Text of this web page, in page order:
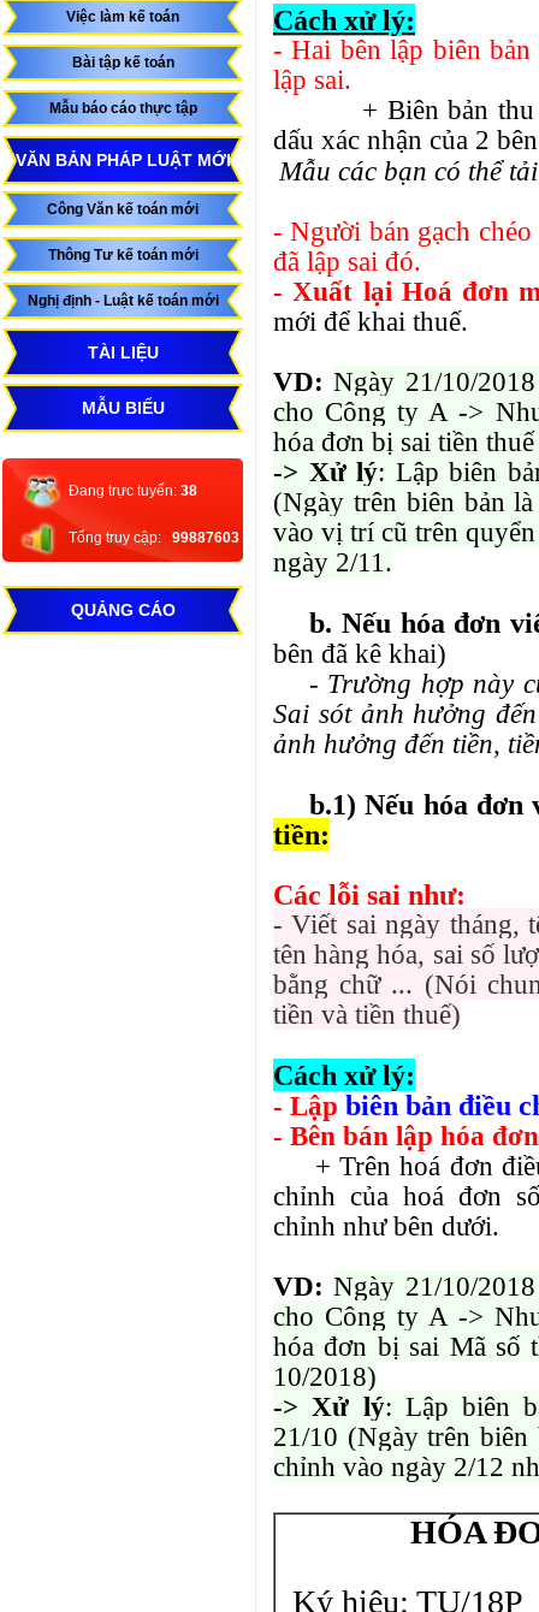
Việc làm kế toán
Bài tập kế toán
Mẫu báo cáo thực tập
VĂN BẢN PHÁP LUẬT MỚI
Công Văn kế toán mới
Thông Tư kế toán mới
Nghị định - Luật kế toán mới
TÀI LIỆU
MẪU BIỂU
Đang trực tuyến: 38
Tổng truy cập: 99887603
QUẢNG CÁO
Cách xử lý:
- Hai bên lập biên
lập sai.
+ Biên bản thu
dấu xác nhận của 2
Mẫu các bạn có thể
- Người bán gạch
đã lập sai đó.
- Xuất lại Hoá đơn
mới để khai thuế.
VD: Ngày 21/10/
cho Công ty A ->
hóa đơn bị sai tiền
-> Xử lý: Lập biên
(Ngày trên biên bản
vào vị trí cũ trên
ngày 2/11.
b. Nếu hóa đơn
bên đã kê khai)
- Trường hợp này
Sai sót ảnh hưởng
ảnh hưởng đến tiền,
b.1) Nếu hóa đơn
tiền:
Các lỗi sai như:
- Viết sai ngày tháng,
tên hàng hóa, sai số
bằng chữ ... (Nói
tiền và tiền thuế)
Cách xử lý:
- Lập biên bản điều
- Bên bán lập hóa
+ Trên hoá đơn
chỉnh của hoá đơn
chỉnh như bên dưới.
VD: Ngày 21/10/
cho Công ty A ->
hóa đơn bị sai Mã số
10/2018)
-> Xử lý: Lập biên
21/10 (Ngày trên
chỉnh vào ngày 2/12
HÓA
Ký hiệu: TU/18P